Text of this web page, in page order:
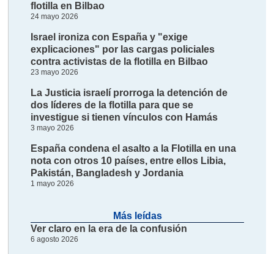
flotilla en Bilbao
24 mayo 2026
Israel ironiza con España y "exige
explicaciones" por las cargas policiales
contra activistas de la flotilla en Bilbao
23 mayo 2026
La Justicia israelí prorroga la detención de
dos líderes de la flotilla para que se
investigue si tienen vínculos con Hamás
3 mayo 2026
España condena el asalto a la Flotilla en una
nota con otros 10 países, entre ellos Libia,
Pakistán, Bangladesh y Jordania
1 mayo 2026
Más leídas
Ver claro en la era de la confusión
6 agosto 2026